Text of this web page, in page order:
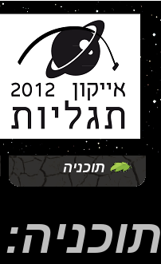
תוכניה
תוכניה: